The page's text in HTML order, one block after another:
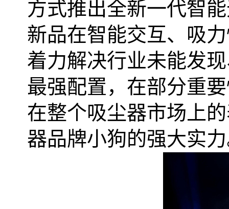
方式推出全新一代智
新品在智能交互、吸
着力解决行业未能发
最强配置，在部分重
在整个吸尘器市场上
器品牌小狗的强大实